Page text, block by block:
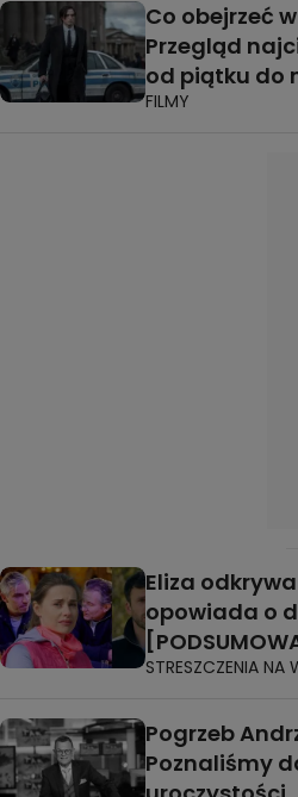
Co obejrzeć
Przegląd
od piątku do
FILMY
Eliza
opowiada o
STRESZCZENIA NA
Pogrzeb
Poznaliśmy